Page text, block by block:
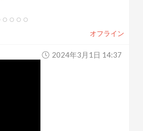
オフライン
2024年3月1日 14:37